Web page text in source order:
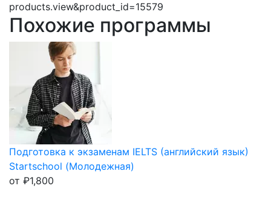
products.view&product_id=15579
Похожие программы
Подготовка к экзаменам IELTS (английский язык)
Startschool (Молодежная)
от ₽1,800